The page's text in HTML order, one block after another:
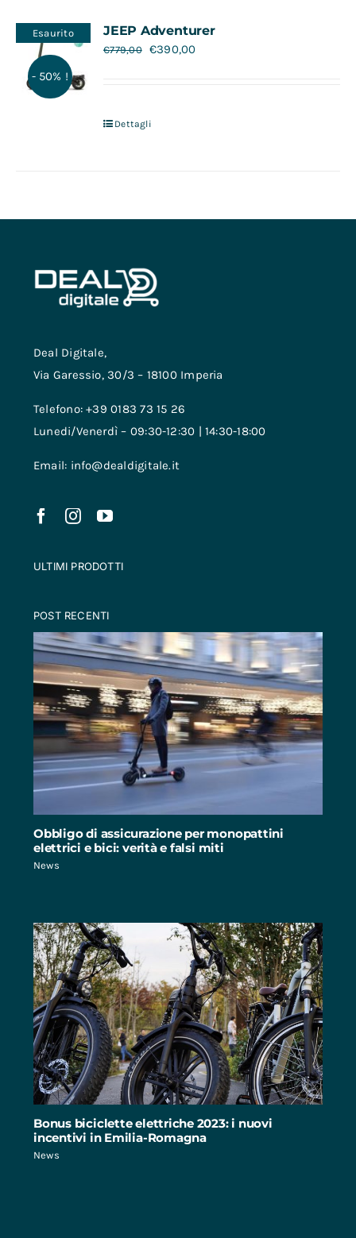
Contatti
Esaurito
- 50% !
JEEP Adventurer
€779,00 €390,00
Dettagli
Deal Digitale,
Via Garessio, 30/3 – 18100 Imperia
Telefono: +39 0183 73 15 26
Lunedi/Venerdì – 09:30-12:30 | 14:30-18:00
Email: info@dealdigitale.it
ULTIMI PRODOTTI
POST RECENTI
Obbligo di assicurazione per monopattini
elettrici e bici: verità e falsi miti
News
Bonus biciclette elettriche 2023: i nuovi
incentivi in Emilia-Romagna
News